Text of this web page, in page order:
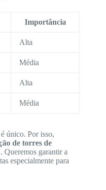
Importância
Alta
Média
Alta
Média
único. Por isso,
de torres de
. Queremos garantir a
especialmente para